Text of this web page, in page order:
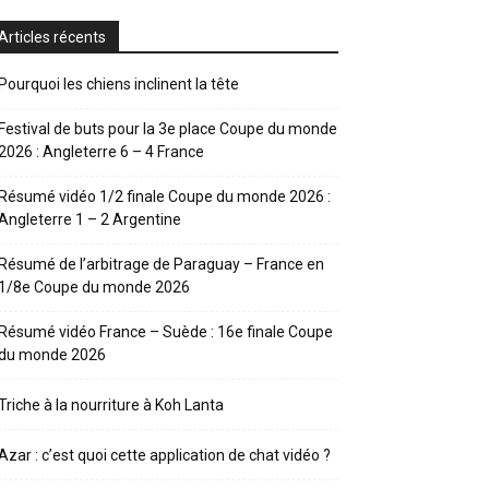
récents
les chiens inclinent la tête
de buts pour la 3e place Coupe du monde
: Angleterre 6 – 4 France
vidéo 1/2 finale Coupe du monde 2026 :
1 – 2 Argentine
de l’arbitrage de Paraguay – France en
8e Coupe du monde 2026
vidéo France – Suède : 16e finale Coupe
monde 2026
à la nourriture à Koh Lanta
: c’est quoi cette application de chat vidéo ?